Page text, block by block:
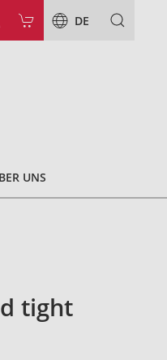
DE
UNS
tight